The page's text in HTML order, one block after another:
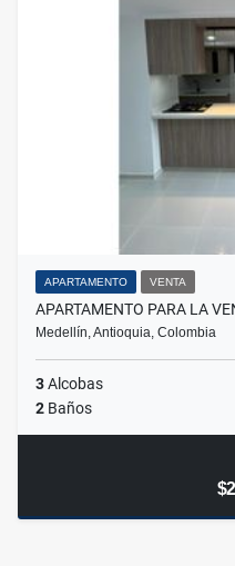
APARTAMENTO VENTA
APARTAMENTO PARA LA
Medellín, Antioquia, Colombia
3Alcobas
2 Baños